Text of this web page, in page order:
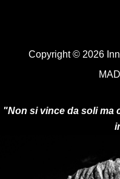
Copyright © 2026
"Non si vince da soli ma